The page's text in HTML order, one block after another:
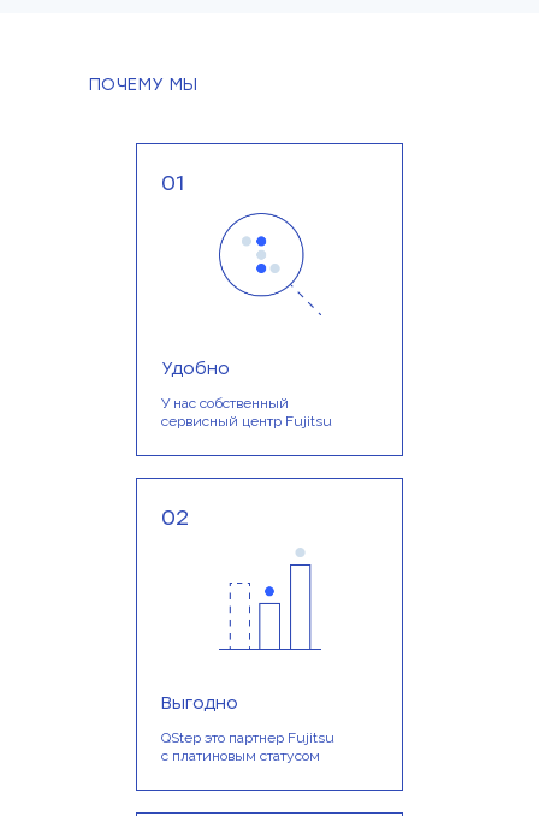
ПОЧЕМУ МЫ
01
Удобно
У нас собственный
сервисный центр Fujitsu
02
Выгодно
QStep это партнер Fujitsu
с платиновым статусом